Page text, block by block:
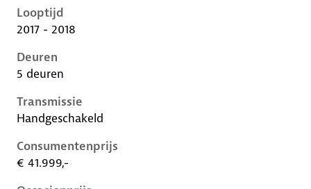
Looptijd
2017 - 2018
Deuren
5 deuren
Transmissie
Handgeschakeld
Consumentenprijs
€ 41.999,-